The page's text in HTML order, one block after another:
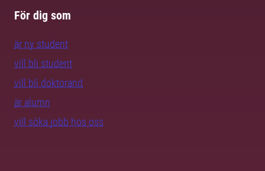
För dig som
är ny student
vill bli student
vill bli doktorand
är alumn
vill söka jobb hos oss